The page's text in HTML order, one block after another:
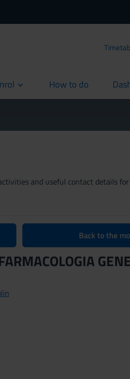
How to do
current
and useful contact details
Back to the